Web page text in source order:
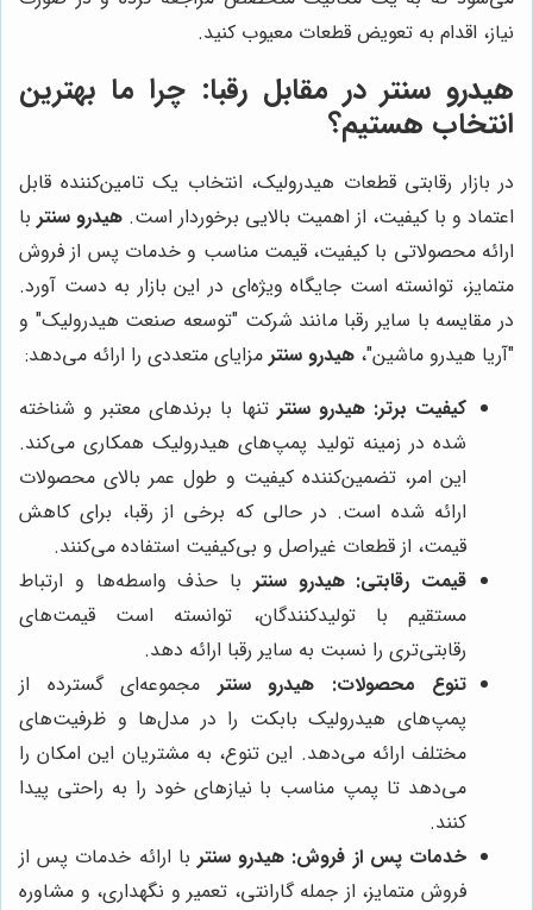
نیاز، اقدام به تعویض قطعات معیوب کنید.
هیدرو سنتر در مقابل رقبا: چرا ما بهترین
انتخاب هستیم؟
در بازار رقابتی قطعات هیدرولیک، انتخاب یک تامین‌کننده قابل
اعتماد و با کیفیت، از اهمیت بالایی برخوردار است. هیدرو سنتر با
ارائه محصولاتی با کیفیت، قیمت مناسب و خدمات پس از فروش
متمایز، توانسته است جایگاه ویژه‌ای در این بازار به دست آورد.
در مقایسه با سایر رقبا مانند شرکت "توسعه صنعت هیدرولیک" و
"آریا هیدرو ماشین"، هیدرو سنتر مزایای متعددی را ارائه می‌دهد:
کیفیت برتر: هیدرو سنتر تنها با برندهای معتبر و شناخته
شده در زمینه تولید پمپ‌های هیدرولیک همکاری می‌کند.
این امر، تضمین‌کننده کیفیت و طول عمر بالای محصولات
ارائه شده است. در حالی که برخی از رقبا، برای کاهش
قیمت، از قطعات غیراصل و بی‌کیفیت استفاده می‌کنند.
قیمت رقابتی: هیدرو سنتر با حذف واسطه‌ها و ارتباط
مستقیم با تولیدکنندگان، توانسته است قیمت‌های
رقابتی‌تری را نسبت به سایر رقبا ارائه دهد.
تنوع محصولات:
هیدرو سنتر مجموعه‌ای گسترده از
پمپ‌های هیدرولیک بابکت را در مدل‌ها و ظرفیت‌های
مختلف ارائه می‌دهد. این تنوع، به مشتریان این امکان را
می‌دهد تا پمپ مناسب با نیازهای خود را به راحتی پیدا
کنند.
خدمات پس از فروش: هیدرو سنتر با ارائه خدمات پس از
فروش متمایز، از جمله گارانتی، تعمیر و نگهداری، و مشاوره